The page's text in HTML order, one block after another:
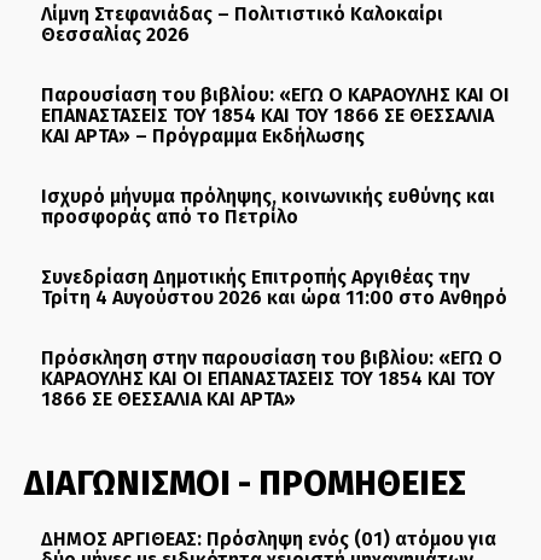
Λίμνη Στεφανιάδας – Πολιτιστικό Καλοκαίρι
Θεσσαλίας 2026
Παρουσίαση του βιβλίου: «ΕΓΩ Ο ΚΑΡΑΟΥΛΗΣ ΚΑΙ ΟΙ
ΕΠΑΝΑΣΤΑΣΕΙΣ ΤΟΥ 1854 ΚΑΙ ΤΟΥ 1866 ΣΕ ΘΕΣΣΑΛΙΑ
ΚΑΙ ΑΡΤΑ» – Πρόγραμμα Εκδήλωσης
Ισχυρό μήνυμα πρόληψης, κοινωνικής ευθύνης και
προσφοράς από το Πετρίλο
Συνεδρίαση Δημοτικής Επιτροπής Αργιθέας την
Τρίτη 4 Αυγούστου 2026 και ώρα 11:00 στο Ανθηρό
Πρόσκληση στην παρουσίαση του βιβλίου: «ΕΓΩ Ο
ΚΑΡΑΟΥΛΗΣ ΚΑΙ ΟΙ ΕΠΑΝΑΣΤΑΣΕΙΣ ΤΟΥ 1854 ΚΑΙ ΤΟΥ
1866 ΣΕ ΘΕΣΣΑΛΙΑ ΚΑΙ ΑΡΤΑ»
ΔΙΑΓΩΝΙΣΜΟΙ - ΠΡΟΜΗΘΕΙΕΣ
ΔΗΜΟΣ ΑΡΓΙΘΕΑΣ: Πρόσληψη ενός (01) ατόμου για